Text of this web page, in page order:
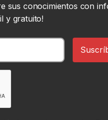
sus conocimientos con
y gratuito!